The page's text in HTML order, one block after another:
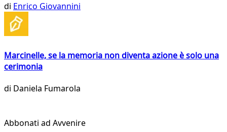
di Enrico Giovannini
Marcinelle, se la memoria non diventa azione è solo una
cerimonia
di Daniela Fumarola
Abbonati ad Avvenire